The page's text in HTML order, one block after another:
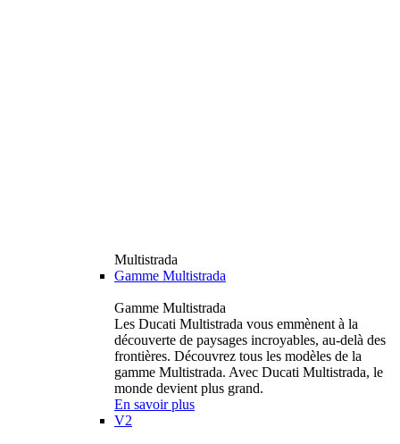
Multistrada
Gamme Multistrada
Gamme Multistrada
Les Ducati Multistrada vous emmènent à la
découverte de paysages incroyables, au-delà des
frontières. Découvrez tous les modèles de la
gamme Multistrada. Avec Ducati Multistrada, le
monde devient plus grand.
En savoir plus
V2